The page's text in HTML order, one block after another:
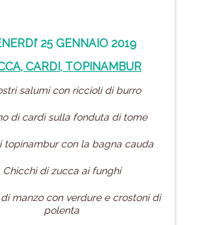
25 GENNAIO 2019
CARDI, TOPINAMBUR
salumi con riccioli di burro
di cardi sulla fonduta di tome
topinambur con la bagna cauda
Chicchi di zucca ai funghi
manzo con verdure e crostoni di
polenta